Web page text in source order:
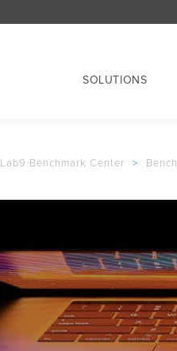
SOLUTIONS
Lab9 Benchmark Center >